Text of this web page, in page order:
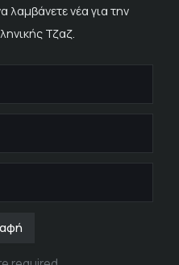
λαμβάνετε νέα για την
Τζαζ.